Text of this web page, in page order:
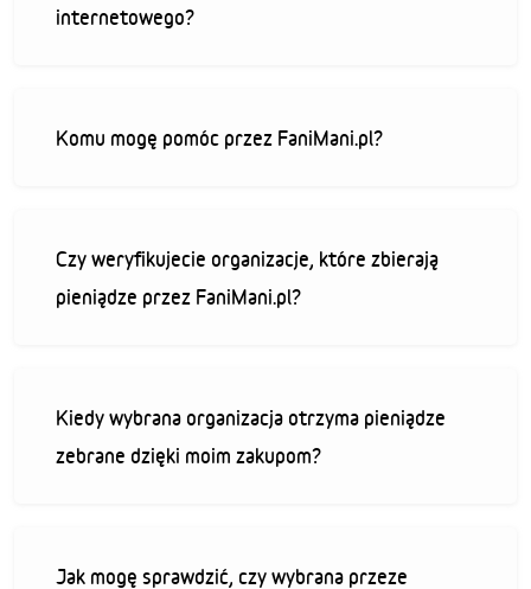
internetowego?
Komu mogę pomóc przez FaniMani.pl?
Czy weryfikujecie organizacje, które zbierają
pieniądze przez FaniMani.pl?
Kiedy wybrana organizacja otrzyma pieniądze
zebrane dzięki moim zakupom?
Jak mogę sprawdzić, czy wybrana przeze